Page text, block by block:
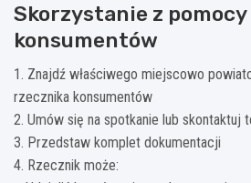
Skorzystanie z
konsumentów
1. Znajdź właściwego miejscowo
rzecznika konsumentów
2. Umów się na spotkanie lub skontaktuj
3. Przedstaw komplet dokumentacji
4. Rzecznik może: